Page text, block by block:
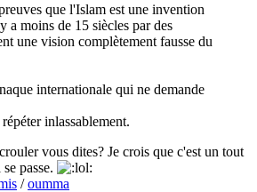
que l'Islam est une invention
a moins de 15 siècles par des
une vision complètement fausse du
internationale qui ne demande
inlassablement.
vous dites? Je crois que c'est un tout
passe.
/oumma